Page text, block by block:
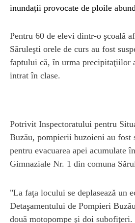
inundații provocate de ploile
Pentru 60 de elevi dintr-o şcoală
Săruleşti orele de curs au fost
faptului că, în urma precipitaţiilor
intrat în clase.
Potrivit Inspectoratului pentru
Buzău, pompierii buzoieni au fost
pentru evacuarea apei acumulate
Gimnaziale Nr. 1 din comuna
"La faţa locului se deplasează un
Detaşamentului de Pompieri
două motopompe şi doi subofiţeri.